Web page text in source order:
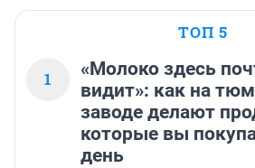
ТОП 5
1
«Молоко здесь
видит»: как на
заводе делают
которые вы
день